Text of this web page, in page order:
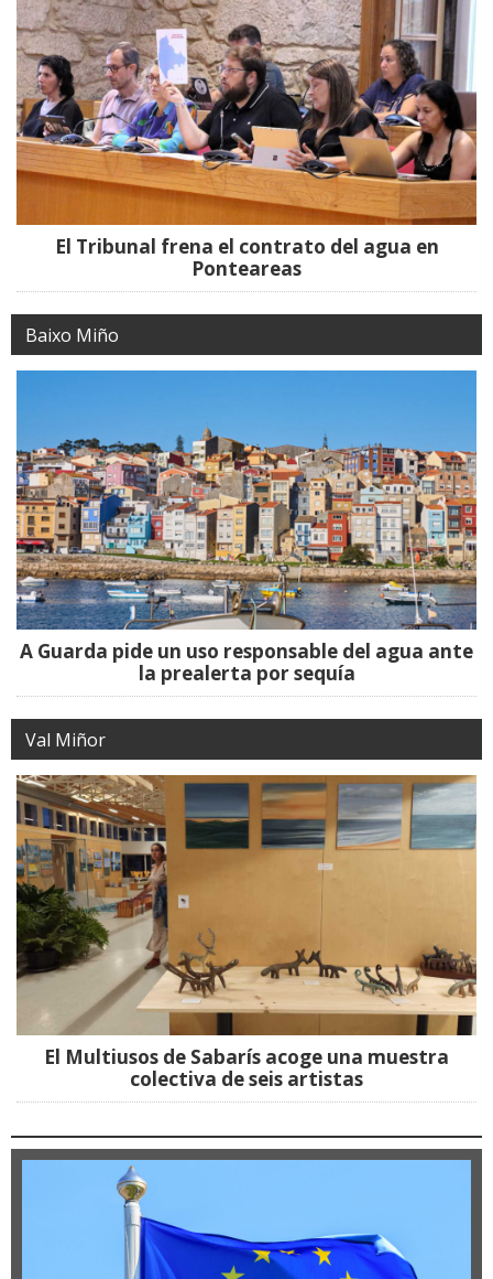
El Tribunal frena el contrato del agua en
Ponteareas
Baixo Miño
A Guarda pide un uso responsable del agua ante
la prealerta por sequía
Val Miñor
El Multiusos de Sabarís acoge una muestra
colectiva de seis artistas